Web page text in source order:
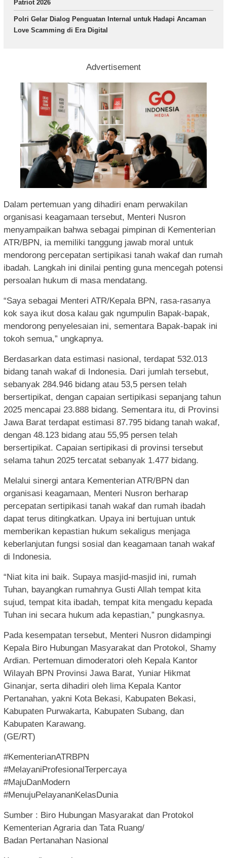
Patriot 2026
Polri Gelar Dialog Penguatan Internal untuk Hadapi Ancaman
Love Scamming di Era Digital
Advertisement
Dalam pertemuan yang dihadiri enam perwakilan
organisasi keagamaan tersebut, Menteri Nusron
menyampaikan bahwa sebagai pimpinan di Kementerian
ATR/BPN, ia memiliki tanggung jawab moral untuk
mendorong percepatan sertipikasi tanah wakaf dan rumah
ibadah. Langkah ini dinilai penting guna mencegah potensi
persoalan hukum di masa mendatang.
“Saya sebagai Menteri ATR/Kepala BPN, rasa-rasanya
kok saya ikut dosa kalau gak ngumpulin Bapak-bapak,
mendorong penyelesaian ini, sementara Bapak-bapak ini
tokoh semua,” ungkapnya.
Berdasarkan data estimasi nasional, terdapat 532.013
bidang tanah wakaf di Indonesia. Dari jumlah tersebut,
sebanyak 284.946 bidang atau 53,5 persen telah
bersertipikat, dengan capaian sertipikasi sepanjang tahun
2025 mencapai 23.888 bidang. Sementara itu, di Provinsi
Jawa Barat terdapat estimasi 87.795 bidang tanah wakaf,
dengan 48.123 bidang atau 55,95 persen telah
bersertipikat. Capaian sertipikasi di provinsi tersebut
selama tahun 2025 tercatat sebanyak 1.477 bidang.
Melalui sinergi antara Kementerian ATR/BPN dan
organisasi keagamaan, Menteri Nusron berharap
percepatan sertipikasi tanah wakaf dan rumah ibadah
dapat terus ditingkatkan. Upaya ini bertujuan untuk
memberikan kepastian hukum sekaligus menjaga
keberlanjutan fungsi sosial dan keagamaan tanah wakaf
di Indonesia.
“Niat kita ini baik. Supaya masjid-masjid ini, rumah
Tuhan, bayangkan rumahnya Gusti Allah tempat kita
sujud, tempat kita ibadah, tempat kita mengadu kepada
Tuhan ini secara hukum ada kepastian,” pungkasnya.
Pada kesempatan tersebut, Menteri Nusron didampingi
Kepala Biro Hubungan Masyarakat dan Protokol, Shamy
Ardian. Pertemuan dimoderatori oleh Kepala Kantor
Wilayah BPN Provinsi Jawa Barat, Yuniar Hikmat
Ginanjar, serta dihadiri oleh lima Kepala Kantor
Pertanahan, yakni Kota Bekasi, Kabupaten Bekasi,
Kabupaten Purwakarta, Kabupaten Subang, dan
Kabupaten Karawang.
(GE/RT)
#KementerianATRBPN
#MelayaniProfesionalTerpercaya
#MajuDanModern
#MenujuPelayananKelasDunia
Sumber : Biro Hubungan Masyarakat dan Protokol
Kementerian Agraria dan Tata Ruang/
Badan Pertanahan Nasional